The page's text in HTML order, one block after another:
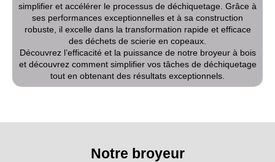
simplifier et accélérer le processus de déchiquetage. Grâce à
ses performances exceptionnelles et à sa construction
robuste, il excelle dans la transformation rapide et efficace
des déchets de scierie en copeaux.
Découvrez l’efficacité et la puissance de notre broyeur à bois
et découvrez comment simplifier vos tâches de déchiquetage
tout en obtenant des résultats exceptionnels.
Notre broyeur